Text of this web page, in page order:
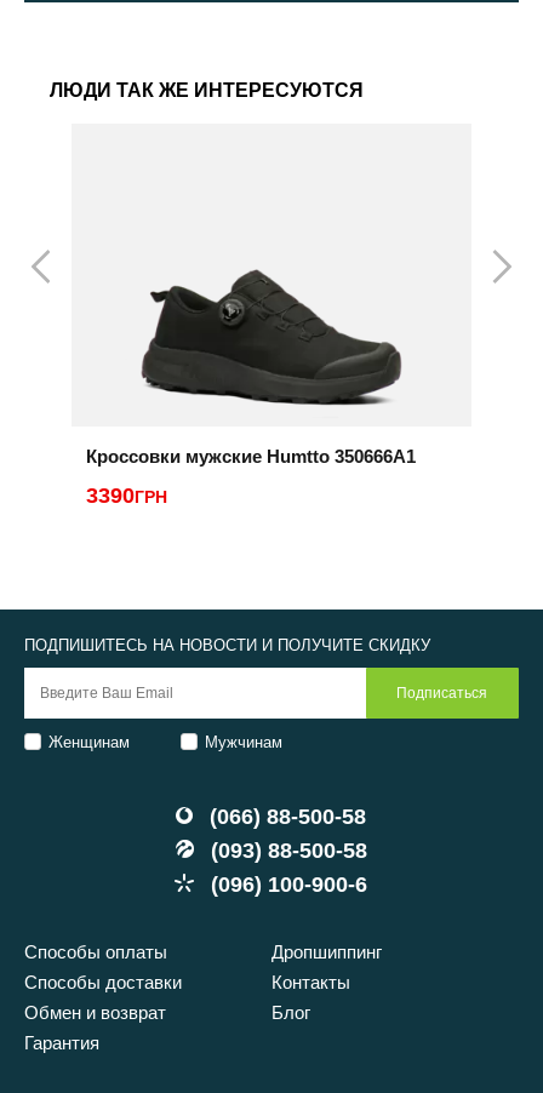
ЛЮДИ ТАК ЖЕ ИНТЕРЕСУЮТСЯ
Кроссовки мужские Humtto 350666A1
3390ГРН
(066) 88-500-58
(093) 88-500-58
(096) 100-900-6
Способы оплаты
Способы доставки
Обмен и возврат
Гарантия
Дропшиппинг
Контакты
Блог
ПОДПИШИТЕСЬ НА НОВОСТИ И ПОЛУЧИТЕ СКИДКУ
Женщинам Мужчинам